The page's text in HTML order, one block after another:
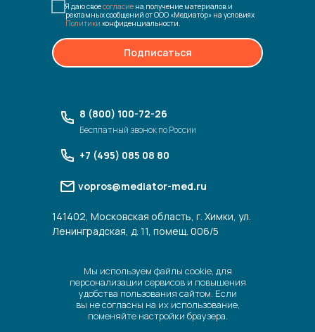
Мы используем файлы cookie, для
персонализации сервисов и повышения
удобства пользования сайтом. Если
вы не согласны на их использование,
поменяйте настройки браузера.
Я даю своесогласие на получение материалов и
рекламных сообщений от ООО «Медиатор» на условиях
Политики конфиденциальности.
Подписаться
8 (800) 100-72-26
Бесплатный звонок по России
vopros@mediator-med.ru
141402, Московская область, г. Химки, ул.
Ленинградская, д. 11, помещ. 006/5
+7 (495) 085 08 80